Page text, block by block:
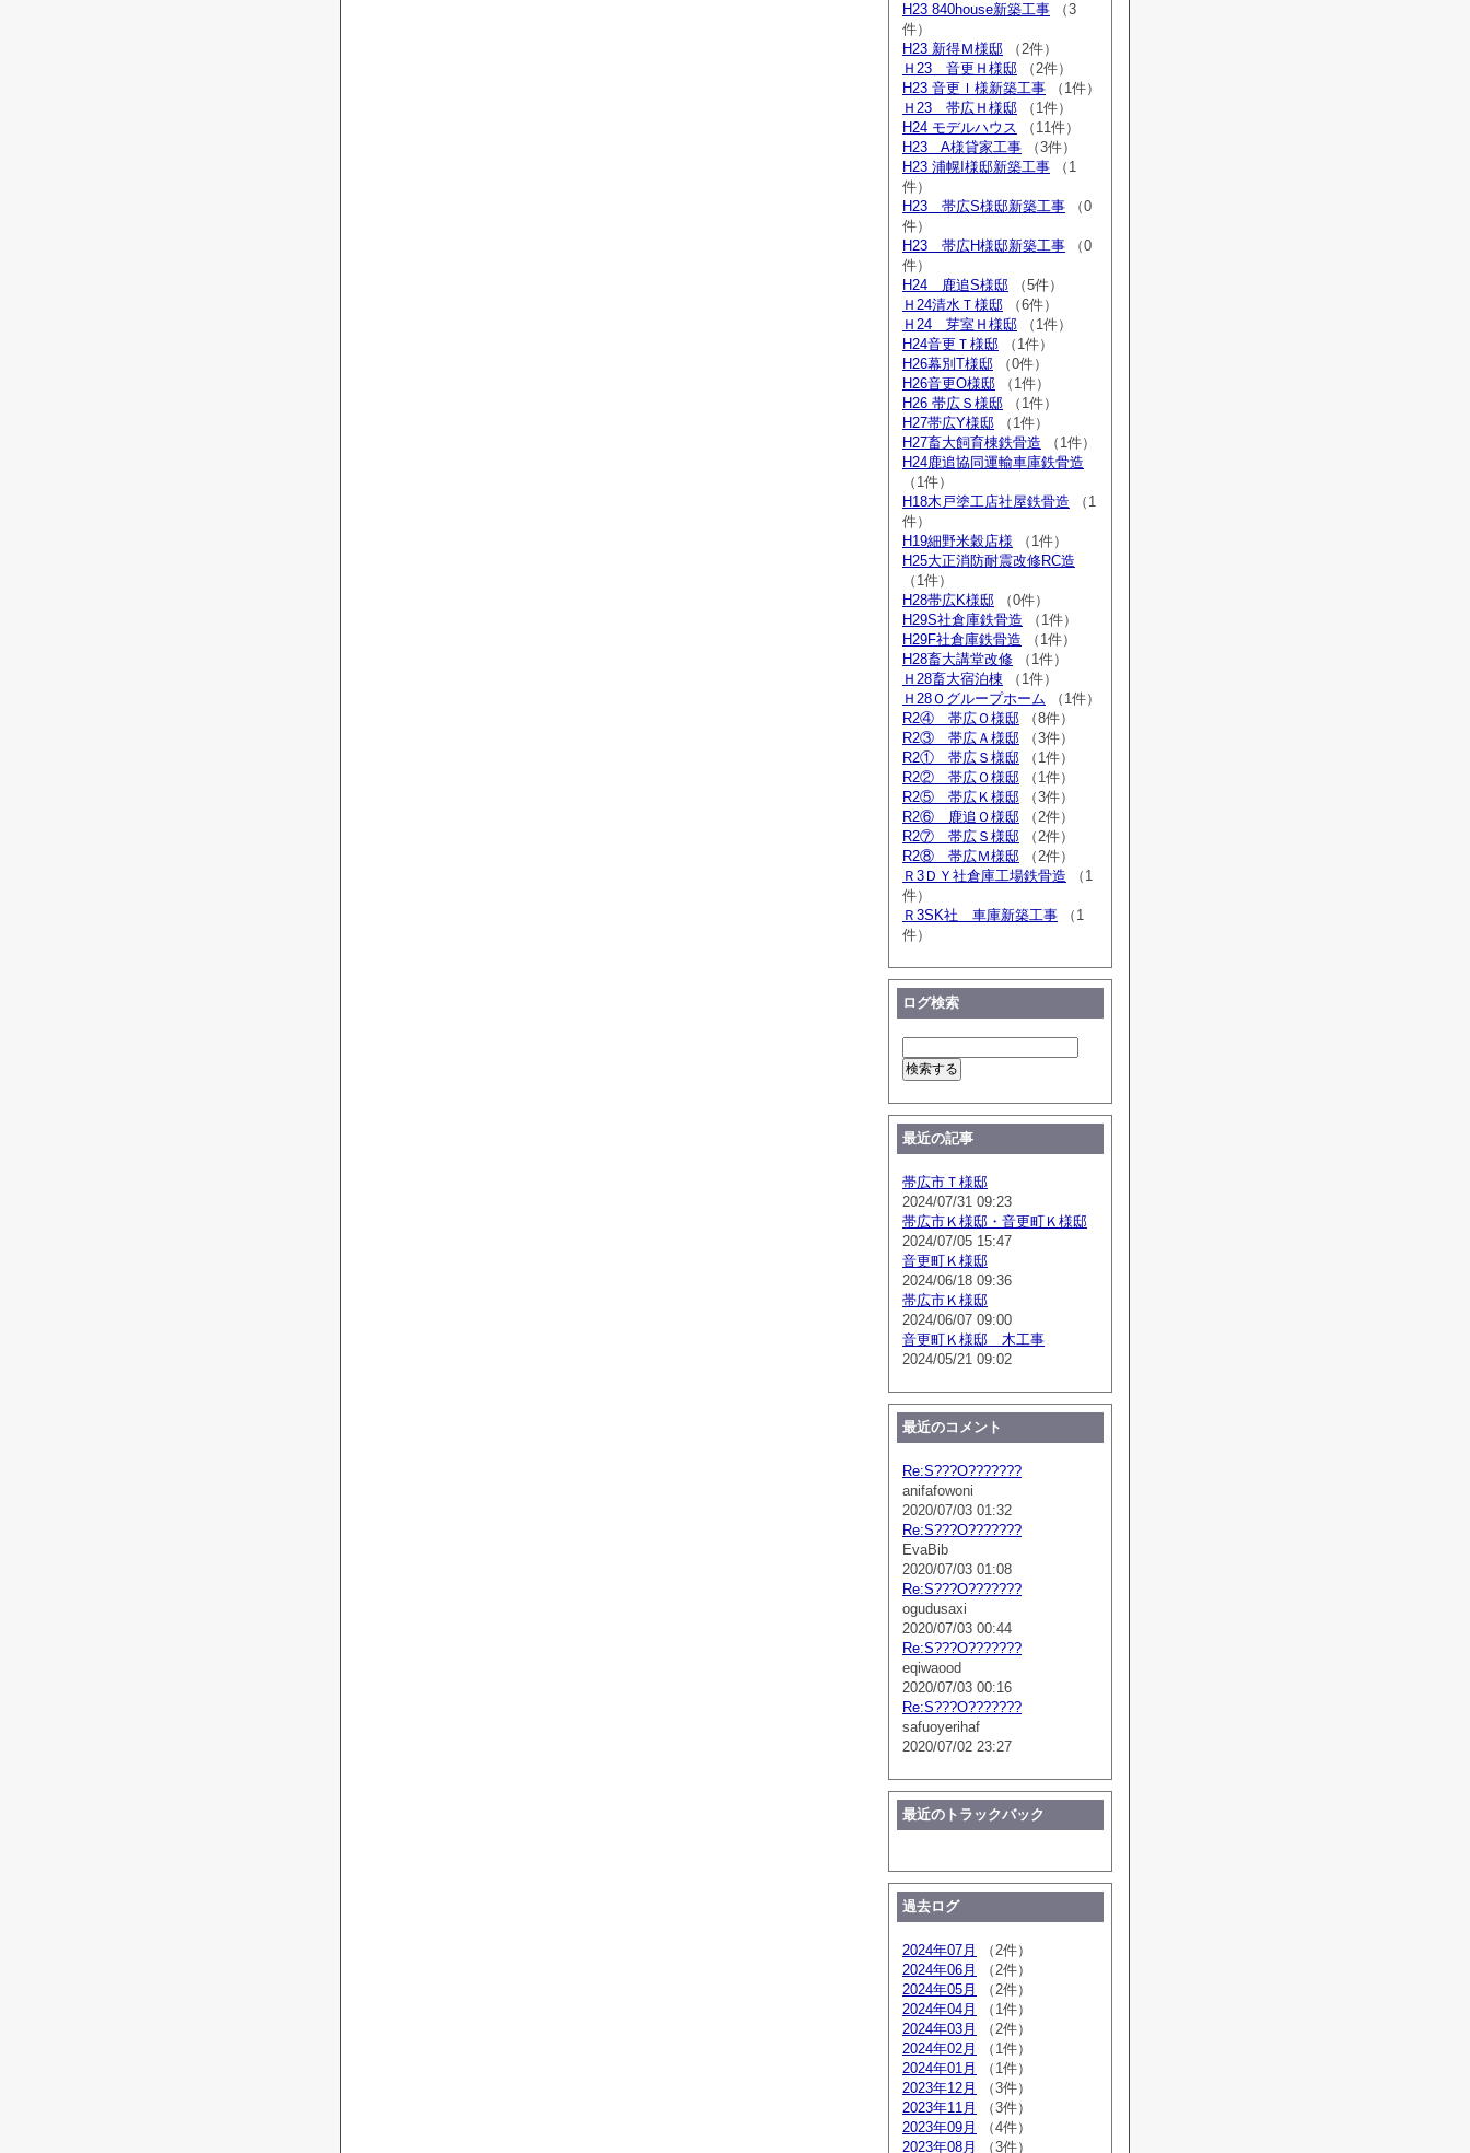
H23 840house新築工事 （3
件）
H23 新得Ｍ様邸 （2件）
Ｈ23 音更Ｈ様邸 （2件）
H23 音更Ｉ様新築工事 （1件）
Ｈ23 帯広Ｈ様邸 （1件）
H24 モデルハウス （11件）
H23 A様貸家工事 （3件）
H23 浦幌I様邸新築工事 （1
件）
H23 帯広S様邸新築工事 （0
件）
H23 帯広H様邸新築工事 （0
件）
H24 鹿追S様邸 （5件）
Ｈ24清水Ｔ様邸 （6件）
Ｈ24 芽室Ｈ様邸 （1件）
H24音更Ｔ様邸 （1件）
H26幕別T様邸 （0件）
H26音更O様邸 （1件）
H26 帯広Ｓ様邸 （1件）
H27帯広Y様邸 （1件）
H27畜大飼育棟鉄骨造 （1件）
H24鹿追協同運輸車庫鉄骨造
（1件）
H18木戸塗工店社屋鉄骨造 （1
件）
H19細野米穀店様 （1件）
H25大正消防耐震改修RC造
（1件）
H28帯広K様邸 （0件）
H29S社倉庫鉄骨造 （1件）
H29F社倉庫鉄骨造 （1件）
H28畜大講堂改修 （1件）
Ｈ28畜大宿泊棟 （1件）
Ｈ28Ｏグループホーム （1件）
R2④ 帯広Ｏ様邸 （8件）
R2③ 帯広Ａ様邸 （3件）
R2① 帯広Ｓ様邸 （1件）
R2② 帯広Ｏ様邸 （1件）
R2⑤ 帯広Ｋ様邸 （3件）
R2⑥ 鹿追Ｏ様邸 （2件）
R2⑦ 帯広Ｓ様邸 （2件）
R2⑧ 帯広Ｍ様邸 （2件）
Ｒ3ＤＹ社倉庫工場鉄骨造 （1
件）
Ｒ3SK社 車庫新築工事 （1
件）
ログ検索
最近の記事
帯広市Ｔ様邸
2024/07/31 09:23
帯広市Ｋ様邸・音更町Ｋ様邸
2024/07/05 15:47
音更町Ｋ様邸
2024/06/18 09:36
帯広市Ｋ様邸
2024/06/07 09:00
音更町Ｋ様邸 木工事
2024/05/21 09:02
最近のコメント
Re:S???O???????
anifafowoni
2020/07/03 01:32
Re:S???O???????
EvaBib
2020/07/03 01:08
Re:S???O???????
ogudusaxi
2020/07/03 00:44
Re:S???O???????
eqiwaood
2020/07/03 00:16
Re:S???O???????
safuoyerihaf
2020/07/02 23:27
最近のトラックバック
過去ログ
2024年07月
（2件）
2024年06月
（2件）
2024年05月
（2件）
2024年04月
（1件）
2024年03月
（2件）
2024年02月
（1件）
2024年01月
（1件）
2023年12月
（3件）
2023年11月
（3件）
2023年09月
（4件）
2023年08月
（3件）